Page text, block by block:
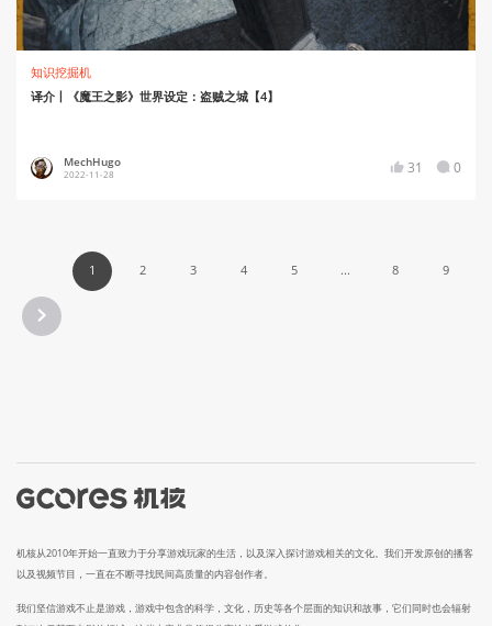
知识挖掘机
译介丨《魔王之影》世界设定：盗贼之城【4】
MechHugo
2022-11-28 31 0
1 2 3 4 5 ... 8 9
机核从2010年开始一直致力于分享游戏玩家的生活，以及深入探讨游戏相关的文化。我们开发原创的播客
以及视频节目，一直在不断寻找民间高质量的内容创作者。
我们坚信游戏不止是游戏，游戏中包含的科学，文化，历史等各个层面的知识和故事，它们同时也会辐射